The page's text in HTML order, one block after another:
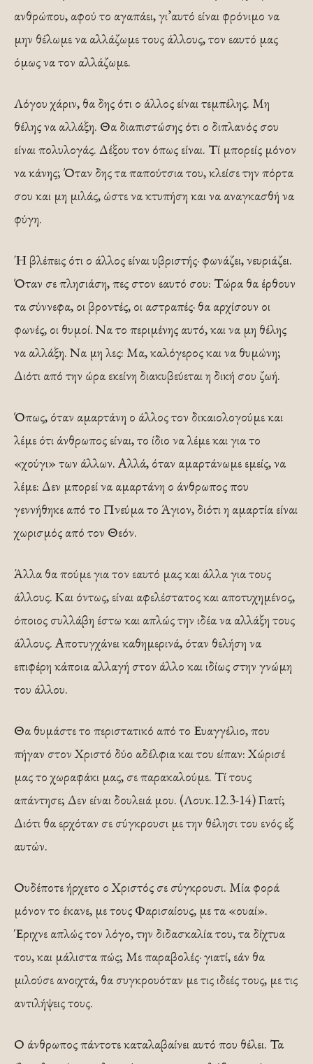
ανθρώπου, αφού το αγαπάει, γι’αυτό είναι φρόνιμο να
μην θέλωμε να αλλάζωμε τους άλλους, τον εαυτό μας
όμως να τον αλλάζωμε.
Λόγου χάριν, θα δης ότι ο άλλος είναι τεμπέλης. Μη
θέλης να αλλάξη. Θα διαπιστώσης ότι ο διπλανός σου
είναι πολυλογάς. Δέξου τον όπως είναι. Τί μπορείς μόνον
να κάνης; Όταν δης τα παπούτσια του, κλείσε την πόρτα
σου και μη μιλάς, ώστε να κτυπήση και να αναγκασθή να
φύγη.
Ή βλέπεις ότι ο άλλος είναι υβριστής· φωνάζει, νευριάζει.
Όταν σε πλησιάση, πες στον εαυτό σου: Τώρα θα έρθουν
τα σύννεφα, οι βροντές, οι αστραπές· θα αρχίσουν οι
φωνές, οι θυμοί. Να το περιμένης αυτό, και να μη θέλης
να αλλάξη. Να μη λες: Μα, καλόγερος και να θυμώνη;
Διότι από την ώρα εκείνη διακυβεύεται η δική σου ζωή.
Όπως, όταν αμαρτάνη ο άλλος τον δικαιολογούμε και
λέμε ότι άνθρωπος είναι, το ίδιο να λέμε και για το
«χούγι» των άλλων. Αλλά, όταν αμαρτάνωμε εμείς, να
λέμε: Δεν μπορεί να αμαρτάνη ο άνθρωπος που
γεννήθηκε από το Πνεύμα το Άγιον, διότι η αμαρτία είναι
χωρισμός από τον Θεόν.
Άλλα θα πούμε για τον εαυτό μας και άλλα για τους
άλλους. Και όντως, είναι αφελέστατος και αποτυχημένος,
όποιος συλλάβη έστω και απλώς την ιδέα να αλλάξη τους
άλλους. Αποτυγχάνει καθημερινά, όταν θελήση να
επιφέρη κάποια αλλαγή στον άλλο και ιδίως στην γνώμη
του άλλου.
Θα θυμάστε το περιστατικό από το Ευαγγέλιο, που
πήγαν στον Χριστό δύο αδέλφια και του είπαν: Χώρισέ
μας το χωραφάκι μας, σε παρακαλούμε. Τί τους
απάντησε; Δεν είναι δουλειά μου. (Λουκ.12.3-14) Γιατί;
Διότι θα ερχόταν σε σύγκρουσι με την θέλησι του ενός εξ
αυτών.
Ουδέποτε ήρχετο ο Χριστός σε σύγκρουσι. Μία φορά
μόνον το έκανε, με τους Φαρισαίους, με τα «ουαί».
Έριχνε απλώς τον λόγο, την διδασκαλία του, τα δίχτυα
του, και μάλιστα πώς; Με παραβολές· γιατί, εάν θα
μιλούσε ανοιχτά, θα συγκρουόταν με τις ιδεές τους, με τις
αντιλήψεις τους.
Ο άνθρωπος πάντοτε καταλαβαίνει αυτό που θέλει. Τα